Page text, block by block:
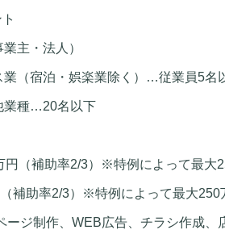
業主・法人）
（宿泊・娯楽業除く）…従業員5名
種…20名以下
（補助率2/3）※特例によって最大
補助率2/3）※特例によって最大250
ージ制作、WEB広告、チラシ作成